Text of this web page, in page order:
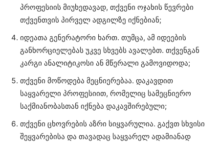
პროფესიის მიუხედავად, თქვენი ოჯახის წევრები
თქვენთვის პირველ ადგილზე იქნებიან;
იდეათა გენერატორი ხართ. თუმცა, ამ იდეების
განხორციელებას უკვე სხვებს ავალებთ. თქვენგან
კარგი ანალიტიკოსი ან მწერალი გამოვიდოდა;
თქვენი მოწოდება მეცნიერებაა. დაკავდით
საყვარელი პროფესიით, რომელიც სამეცნიერო
საქმიანობასთან იქნება დაკავშირებული;
თქვენი ცხოვრების აზრი სიყვარულია. გაქვთ სხვისი
შეყვარებისა და თავადაც საყვარელ ადამიანად